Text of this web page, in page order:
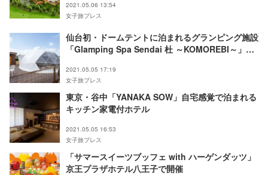
2021.05.06 13:54
女子旅プレス
仙台初・ドームテントに泊まれるグランピング施設
「Glamping Spa Sendai 杜 ～KOMOREBI～」誕
2021.05.05 17:19
女子旅プレス
東京・谷中「YANAKA SOW」自宅感覚で泊まれる
キッチン家電付ホテル
2021.05.05 16:53
女子旅プレス
「サマースイーツブッフェ with ハーゲンダッツ」
京王プラザホテル八王子で開催